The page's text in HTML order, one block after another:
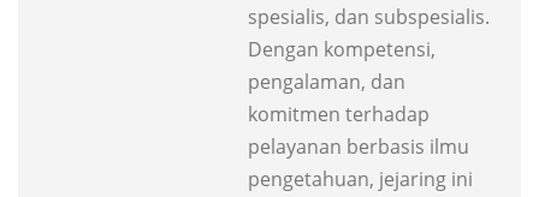
spesialis, dan subspesialis.
Dengan kompetensi,
pengalaman, dan
komitmen terhadap
pelayanan berbasis ilmu
pengetahuan, jejaring ini